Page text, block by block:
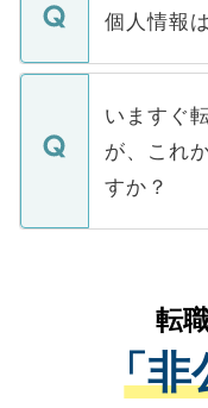
■応募殺到
関を公にし
に、医療機
みを人材紹
ています。
ん。また、
定を承諾す
の辞退の連
個人情報
個人情報が
で、ご安心
などで収集
ご本人のキ
支援を目的
ているすべ
は、個人情
管理基準を
る、プライ
いますぐ
が、これ
すか？
かがいして
経験をまじ
させていた
ない方には
転
「